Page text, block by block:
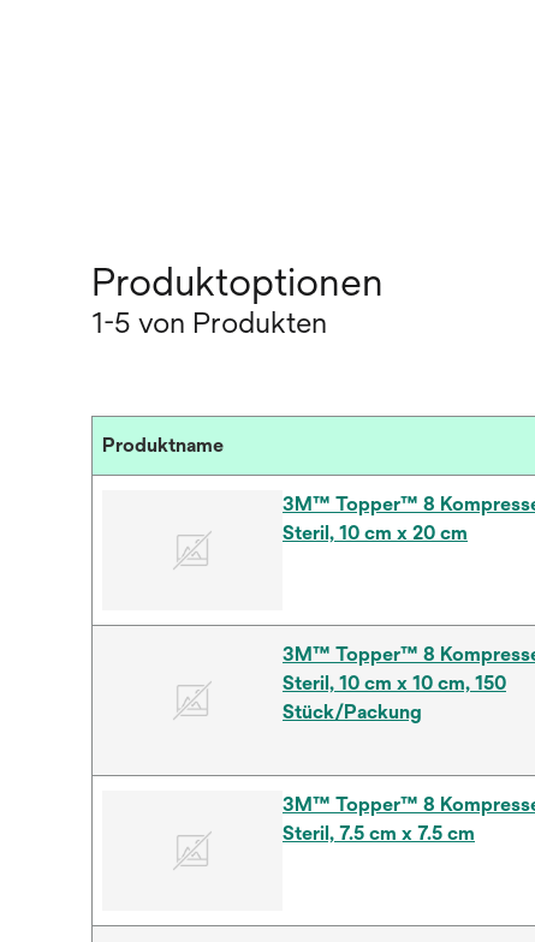
Produktoptionen
1-5 von Produkten
Produktname
3M™ Topper™ 8
Steril, 10 cm x 20 cm
3M™ Topper™ 8
Steril, 10 cm x 10 cm, 150
Stück/Packung
3M™ Topper™ 8
Steril, 7.5 cm x 7.5 cm